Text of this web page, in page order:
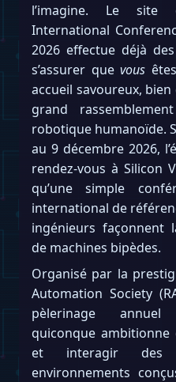
l’imagine. Le site
International
2026 effectue déjà
s’assurer que vous
accueil savoureux,
grand
robotique humanoïde.
au 9 décembre 2026,
rendez-vous à Silicon
qu’une simple
international de
ingénieurs façonnent
de machines bipèdes.
Organisé par la
Automation Society
pèlerinage
quiconque
et interagir des
environnements